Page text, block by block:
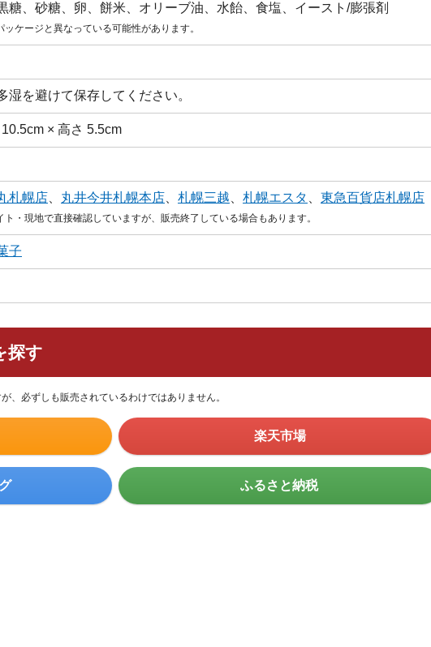
糖、砂糖、卵、餅米、オリーブ油、水飴、食塩、イースト/膨張剤
ケージと異なっている可能性があります。
湿を避けて保存してください。
× 高さ 5.5cm
札幌店 丸井今井札幌本店 札幌三越 札幌エスタ 東急百貨店札幌店
・現地で直接確認していますが、販売終了している場合もあります。
子
探す
、必ずしも販売されているわけではありません。
楽天市場
ふるさと納税